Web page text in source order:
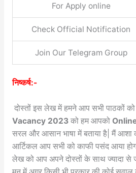
For Apply online
Check Official Notification
Join Our Telegram Group
निष्कर्ष:-
दोस्तों इस लेख में हमने आप सभी पाठकों को
Vacancy 2023 को हम आपको
सरल और आसान भाषा में बताया है| मैं आशा
आर्टिकल आप सभी को काफी पसंद आया
लेख को आप अपने दोस्तों के साथ ज्यादा